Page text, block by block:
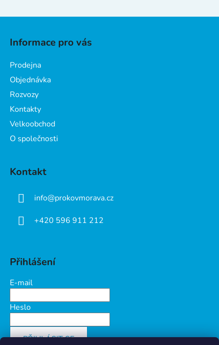
Informace pro vás
Prodejna
Objednávka
Rozvozy
Kontakty
Velkoobchod
O společnosti
Kontakt
info@prokovmorava.cz
+420 596 911 212
Přihlášení
E-mail
Heslo
PŘIHLÁSIT SE